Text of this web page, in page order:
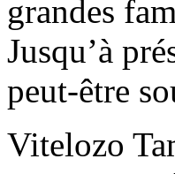
grandes
Jusqu’à
peut-être
Vitelozo